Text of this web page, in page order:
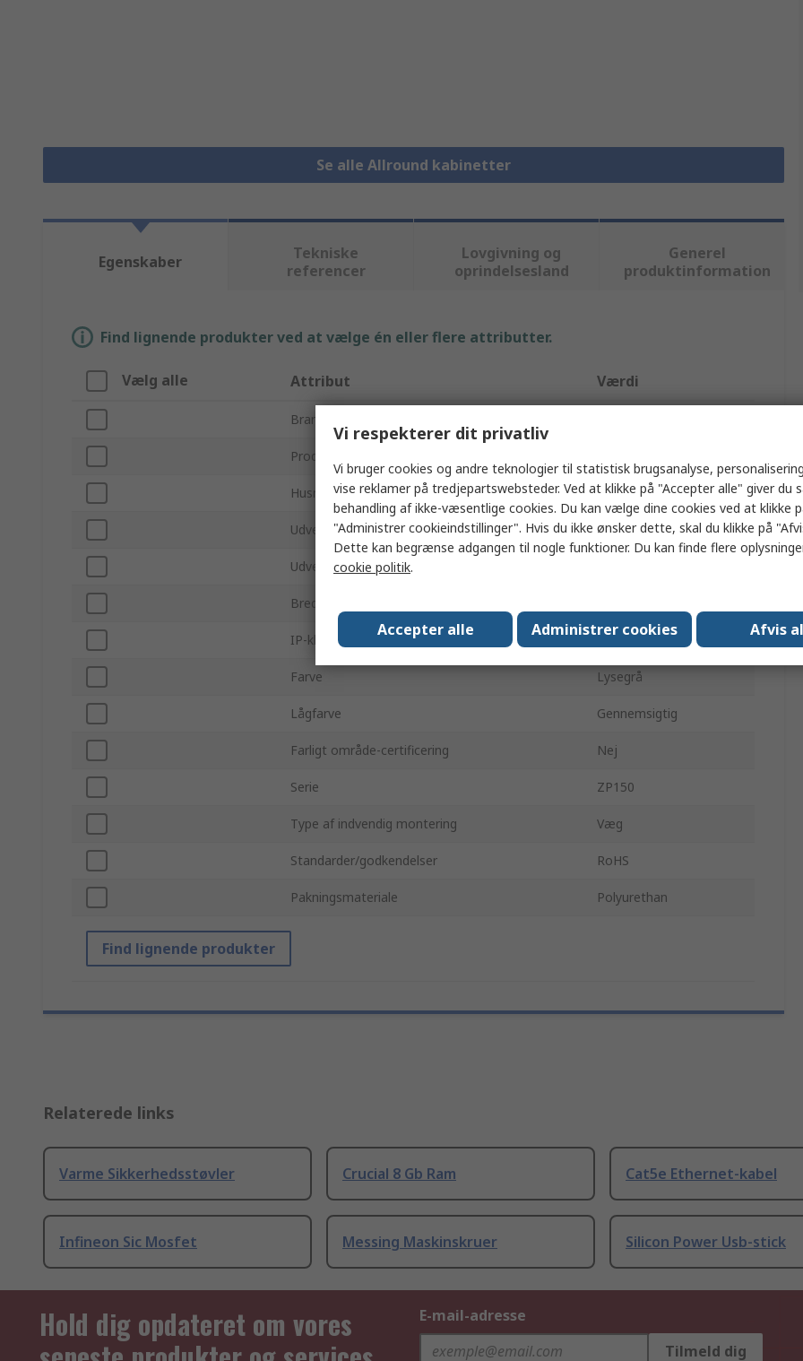
Se alle Allround kabinetter
Egenskaber
Tekniske
referencer
Lovgivning og
oprindelsesland
Generel
produktinformation
Find lignende produkter ved at vælge én eller flere attributter.
Vælg alle Attribut Værdi
Brand
Produkttype
Husmateriale ABS
Udvendig højde 75mm
Udvendig bredde
Bredde indvendig
IP-klassificering IP67
Farve Lysegrå
Lågfarve Gennemsigtig
Farligt område-certificering Nej
Serie ZP150
Type af indvendig montering Væg
Standarder/godkendelser RoHS
Pakningsmateriale Polyurethan
Find lignende produkter
Relaterede links
Varme Sikkerhedsstøvler Crucial 8 Gb Ram Cat5e Ethernet-kabel
Infineon Sic Mosfet Messing Maskinskruer Silicon Power Usb-stick
Hold dig opdateret om vores
E-mail-adresse
Tilmeld dig
Vi respekterer dit privatliv
Vi bruger cookies og andre teknologier til statistisk brugsanalyse,
vise reklamer på tredjepartswebsteder. Ved at klikke på "Accepter alle" giver du
behandling af ikke-væsentlige cookies. Du kan vælge dine cookies ved at klikke
"Administrer cookieindstillinger". Hvis du ikke ønsker dette, skal du klikke på
Dette kan begrænse adgangen til nogle funktioner. Du kan finde flere
cookie politik.
Accepter alle Administrer cookies Afvis